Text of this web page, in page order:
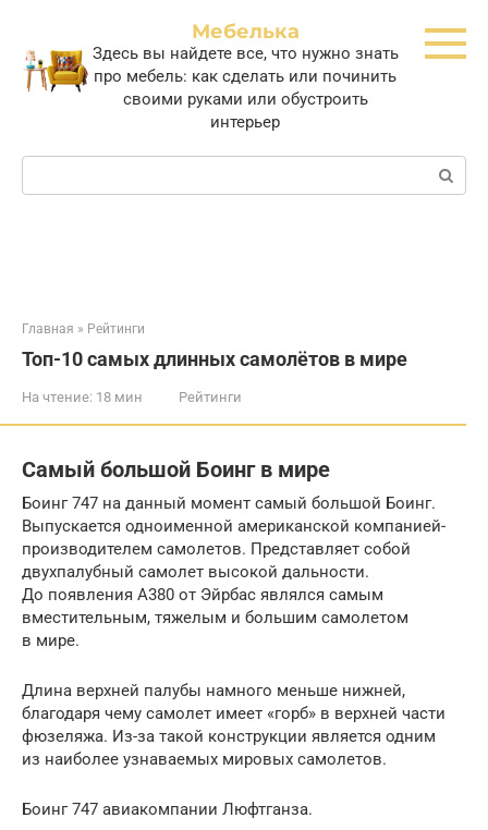
контенту
Мебелька
Здесь вы найдете все, что нужно знать
про мебель: как сделать или починить
своими руками или обустроить
интерьер
Поиск:
Главная » Рейтинги
Топ-10 самых длинных самолётов в мире
На чтение: 18 мин Рейтинги
Самый большой Боинг в мире
Боинг 747 на данный момент самый большой Боинг.
Выпускается одноименной американской компанией-
производителем самолетов. Представляет собой
двухпалубный самолет высокой дальности.
До появления А380 от Эйрбас являлся самым
вместительным, тяжелым и большим самолетом
в мире.
Длина верхней палубы намного меньше нижней,
благодаря чему самолет имеет «горб» в верхней части
фюзеляжа. Из-за такой конструкции является одним
из наиболее узнаваемых мировых самолетов.
Боинг 747 авиакомпании Люфтганза.